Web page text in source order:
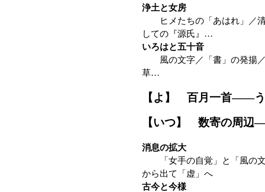
浄土と女房
ヒメたちの「あはれ」／清
しての『源氏』…
いろはと五十音
風の文字／「書」の発揚／
草…
【よ】 百月一首——
【いつ】 数寄の周辺
消息の拡大
「女手の自覚」と「風の文
から出て「虚」へ
古今と今様